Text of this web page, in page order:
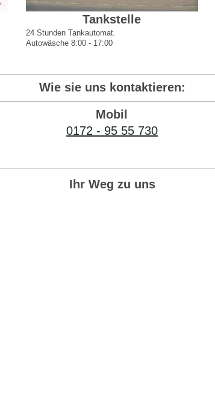
Tankstelle
24 Stunden Tankautomat.
Autowäsche 8:00 - 17:00
Wie sie uns kontaktieren:
Mobil
0172 - 95 55 730
Ihr Weg zu uns